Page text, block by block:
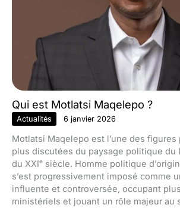
Qui est Motlatsi Maqelepo ?
Actualités 6 janvier 2026
Motlatsi Maqelepo est l’une des
plus discutées du paysage politique du
du XXIᵉ siècle. Homme politique
s’est progressivement imposé comme
influente et controversée, occupant
ministériels et jouant un rôle majeur au